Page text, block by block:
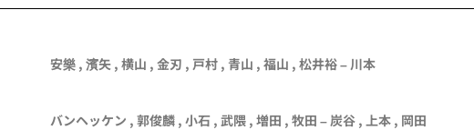
安樂 , 濱矢 , 横山 , 金刃 , 戸村 , 青山 , 福山 , 松井裕 – 川本
バンヘッケン , 郭俊麟 , 小石 , 武隈 , 増田 , 牧田 – 炭谷 , 上本 , 岡田